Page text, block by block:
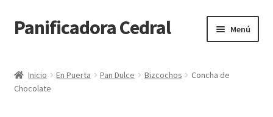
Ir
a
navegación
Ir
al
Panificadora Cedral Menú
Carrito
Inicio En Puerta Pan Dulce Bizcochos
Concha de
Chocolate